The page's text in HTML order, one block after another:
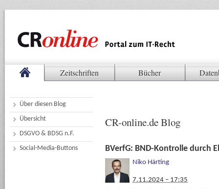
Zeitschriften Bücher
Über diesen Blog
Übersicht
DSGVO & BDSG n.F.
Social-Media-Buttons
CR-online.de Blog
BVerfG: BND-Kontrolle durch
Niko Härting
7.11.2024 – 17:35